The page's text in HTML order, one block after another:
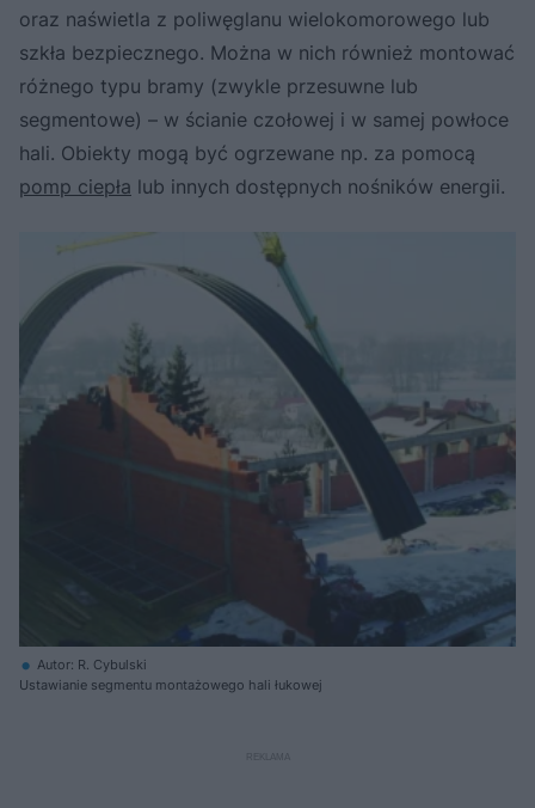
oraz naświetla z poliwęglanu wielokomorowego lub
szkła bezpiecznego. Można w nich również montować
różnego typu bramy (zwykle przesuwne lub
segmentowe) – w ścianie czołowej i w samej powłoce
hali. Obiekty mogą być ogrzewane np. za pomocą
pomp ciepła lub innych dostępnych nośników energii.
Autor: R. Cybulski
Ustawianie segmentu montażowego hali łukowej